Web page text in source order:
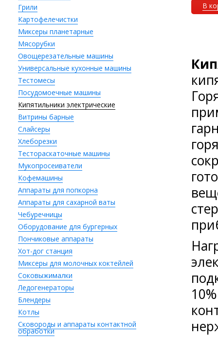
Грили
Картофелечистки
Миксеры планетарные
Мясорубки
Овощерезательные машины
Универсальные кухонные машины
Тестомесы
Посудомоечные машины
Кипятильники электрические
Витрины барные
Слайсеры
Хлеборезки
Тестораскаточные машины
Мукопросеиватели
Кофемашины
Аппараты для попкорна
Аппараты для сахарной ваты
Чебуречницы
Оборудование для бургерных
Пончиковые аппараты
Хот-дог станция
Миксеры для молочных коктейлей
Соковыжималки
Ледогенераторы
Блендеры
Котлы
Сковороды и аппараты контактной
обработки
В